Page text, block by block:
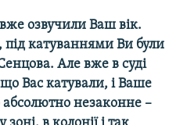
озвучили Ваш вік.
під катуваннями Ви були
Але вже в суді
Вас катували, і Ваше
абсолютно незаконне –